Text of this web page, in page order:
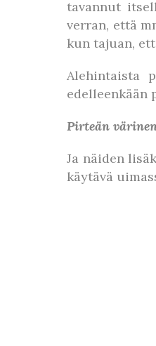
tavannut
verran, että
kun tajuan,
Alehintaista
edelleenkään
Pirteän
Ja näiden
käytävä